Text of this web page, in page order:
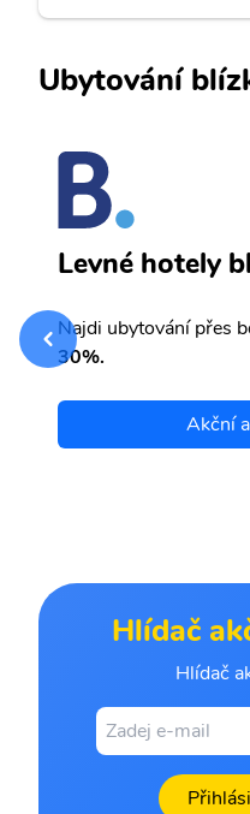
Ubytování
Levné hotely
Najdi ubytování přes
30%.
Akční
Hlídač
Hlídač